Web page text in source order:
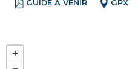
GUIDE À VENIR GPX